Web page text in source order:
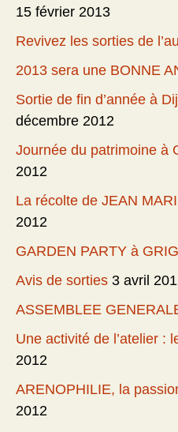
15 février 2013
Revivez les sorties de
2013 sera une BONNE
Sortie de fin d’année à
décembre 2012
Journée du patrimoine à
2012
La récolte de JEAN
2012
GARDEN PARTY à
Avis de sorties 3 avril
ASSEMBLEE
Une activité de l’atelier :
2012
ARENOPHILIE, la
2012